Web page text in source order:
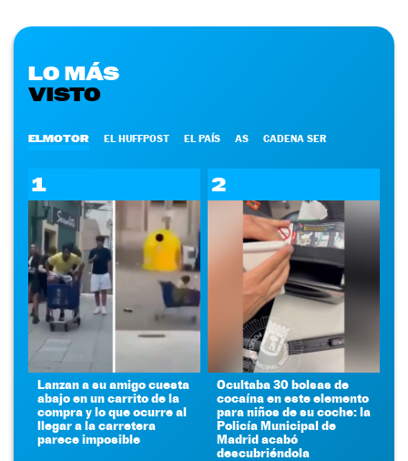
LO MÁS
VISTO
ELMOTOR EL HUFFPOST EL PAÍS AS CADENA SER
1
Lanzan a su amigo cuesta
abajo en un carrito de la
compra y lo que ocurre al
llegar a la carretera
parece imposible
2
Ocultaba 30 bolsas de
cocaína en este elemento
para niños de su coche: la
Policía Municipal de
Madrid acabó
descubriéndola